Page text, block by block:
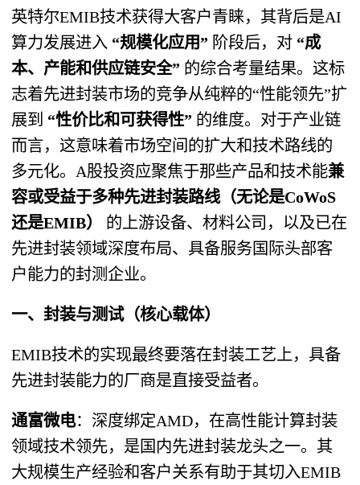
英特尔EMIB技术获得大客户青睐，其背后是AI
算力发展进入 “规模化应用” ​ 阶段后，对 “成
本、产能和供应链安全” ​ 的综合考量结果。这标
志着先进封装市场的竞争从纯粹的“性能领先”扩
展到 “性价比和可获得性” ​ 的维度。对于产业链
而言，这意味着市场空间的扩大和技术路线的
多元化。A股投资应聚焦于那些产品和技术能兼
容或受益于多种先进封装路线（无论是CoWoS
还是EMIB）
​ 的上游设备、材料公司，以及已在
先进封装领域深度布局、具备服务国际头部客
户能力的封测企业。
一、封装与测试（核心载体）
EMIB技术的实现最终要落在封装工艺上，具备
先进封装能力的厂商是直接受益者。
通富微电：深度绑定AMD，在高性能计算封装
领域技术领先，是国内先进封装龙头之一。其
大规模生产经验和客户关系有助于其切入EMIB